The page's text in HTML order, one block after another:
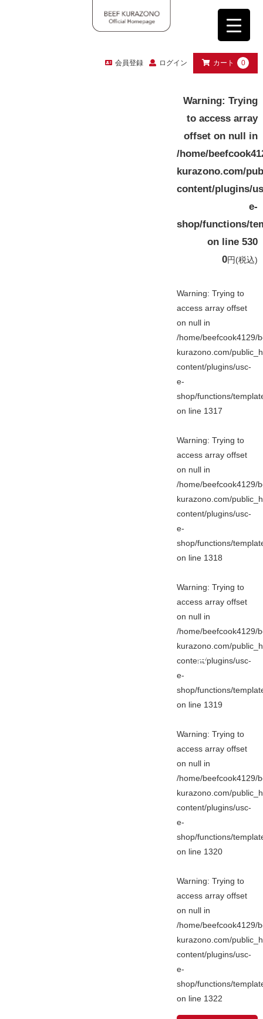
会員登録 ログイン カート 0
Warning: Trying
to access array
offset on null in
/home/
kurazono.com/
content/plugins/
e-
shop/functions/
on line530
0円(税込)
Warning: Trying to
access array offset
on null in
/home/beefcook4129/
kurazono.com/
content/plugins/usc-
e-
shop/functions/
on line 1317
Warning: Trying to
access array offset
on null in
/home/beefcook4129/
kurazono.com/
content/plugins/usc-
e-
shop/functions/
on line 1318
Warning: Trying to
access array offset
on null in
/home/beefcook4129/
kurazono.com/
content/plugins/usc-
e-
shop/functions/
on line 1319
Warning: Trying to
access array offset
on null in
/home/beefcook4129/
kurazono.com/
content/plugins/usc-
e-
shop/functions/
on line 1320
Warning: Trying to
access array offset
on null in
/home/beefcook4129/
kurazono.com/
content/plugins/usc-
e-
shop/functions/
on line 1322